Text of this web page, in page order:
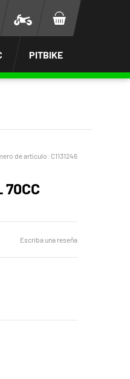
PITBIKE
de artículo: C1131246
70CC
Escriba una reseña